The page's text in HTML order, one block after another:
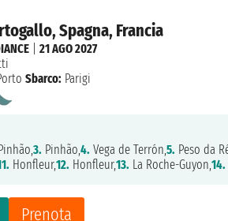
Spagna, Francia
Prenota
|21 AGO 2027
Sbarco: Parigi
Pinhão,3. Pinhão,4. Vega de Terrón,5. Peso da
Honfleur,12. Honfleur,13. La Roche-Guyon,14.